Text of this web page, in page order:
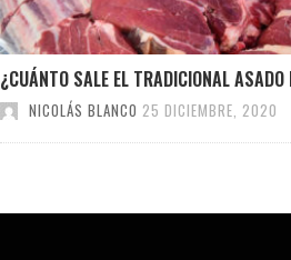
¿CUÁNTO SALE EL TRADICIONAL ASADO
NICOLÁS BLANCO 25 DICIEMBRE, 2020